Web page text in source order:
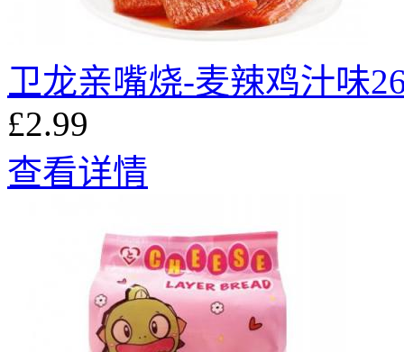
卫龙亲嘴烧-麦辣鸡汁味
£2.99
查看详情